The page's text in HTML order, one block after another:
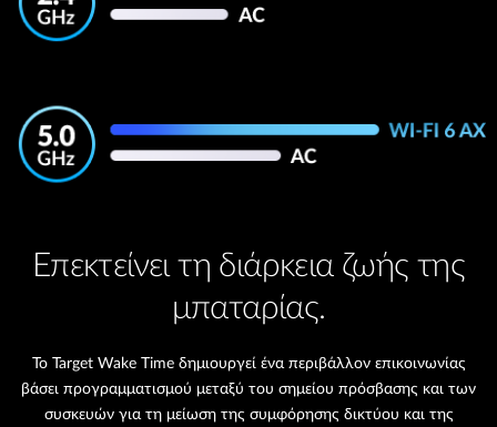
Επεκτείνει τη διάρκεια ζωής της
μπαταρίας.
Το Target Wake Time δημιουργεί ένα περιβάλλον επικοινωνίας
βάσει προγραμματισμού μεταξύ του σημείου πρόσβασης και των
συσκευών για τη μείωση της συμφόρησης δικτύου και της